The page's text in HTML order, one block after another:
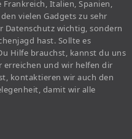
Italien, Spanien,
vielen Gadgets zu sehr
Datenschutz wichtig, sondern
hast. Sollte es
Hilfe brauchst, kannst du uns
und wir helfen dir
kontaktieren wir auch den
damit wir alle